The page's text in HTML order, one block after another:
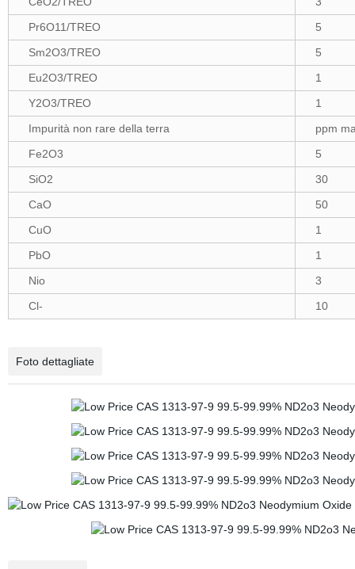
Pr6O11/TREO
5
Sm2O3/TREO
5
Eu2O3/TREO
1
Y2O3/TREO
1
Impurità non rare della terra
ppm
Fe2O3
5
SiO2
30
CaO
50
CuO
1
PbO
1
Nio
3
Cl-
10
Foto dettagliate